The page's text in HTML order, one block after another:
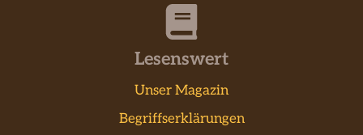
Lesenswert
Unser Magazin
Begriffserklärungen